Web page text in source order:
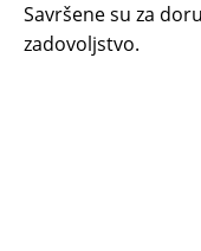
Savršene su za
zadovoljstvo.